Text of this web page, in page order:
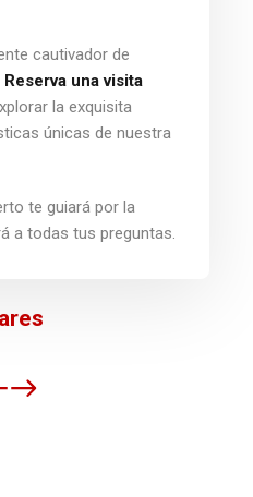
cautivador de
Reserva una visita
la exquisita
únicas de nuestra
te guiará por la
a todas tus preguntas.